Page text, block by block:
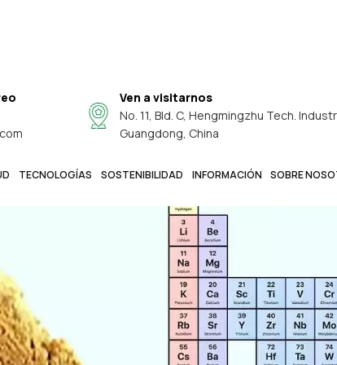
Ven a visitarnos
No. 11, Bld. C, Hengmingzhu Tech.
Guangdong, China
TECNOLOGÍAS SOSTENIBILIDAD INFORMACIÓN SOBRE